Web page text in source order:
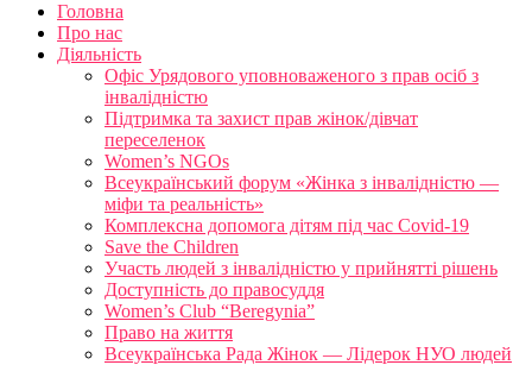
Головна
Про нас
Діяльність
Офіс Урядового уповноваженого з прав осіб з
інвалідністю
Підтримка та захист прав жінок/дівчат
переселенок
Women’s NGOs
Всеукраїнський форум «Жінка з інвалідністю —
міфи та реальність»
Комплексна допомога дітям під час Covid-19
Save the Children
Участь людей з інвалідністю у прийнятті рішень
Доступність до правосуддя
Women’s Club “Beregynia”
Право на життя
Всеукраїнська Рада Жінок — Лідерок НУО людей